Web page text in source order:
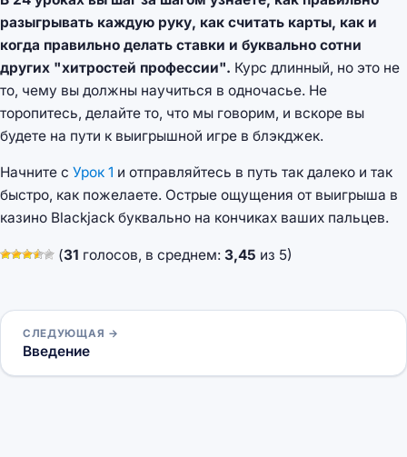
разыгрывать каждую руку, как считать карты, как и
когда правильно делать ставки и буквально сотни
других "хитростей профессии". Курс длинный, но это не
то, чему вы должны научиться в одночасье. Не
торопитесь, делайте то, что мы говорим, и вскоре вы
будете на пути к выигрышной игре в блэкджек.
Начните с Урок 1 и отправляйтесь в путь так далеко и так
быстро, как пожелаете. Острые ощущения от выигрыша в
казино Blackjack буквально на кончиках ваших пальцев.
(31 голосов, в среднем: 3,45 из 5)
СЛЕДУЮЩАЯ →
Введение